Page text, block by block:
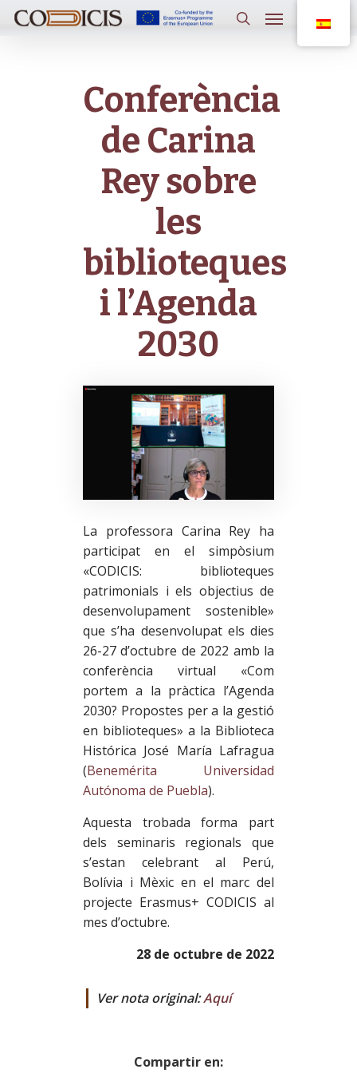
contenido
Menú
Conferència
de Carina
Rey sobre
les
biblioteques
i l’Agenda
2030
La professora Carina Rey ha
participat en el simpòsium
«CODICIS: biblioteques
patrimonials i els objectius de
desenvolupament sostenible»
que s’ha desenvolupat els dies
26-27 d’octubre de 2022 amb la
conferència virtual «Com
portem a la pràctica l’Agenda
2030? Propostes per a la gestió
en biblioteques» a la Biblioteca
Histórica José María Lafragua
(Benemérita Universidad
Autónoma de Puebla).
Aquesta trobada forma part
dels seminaris regionals que
s’estan celebrant al Perú,
Bolívia i Mèxic en el marc del
projecte Erasmus+ CODICIS al
mes d’octubre.
28 de octubre de 2022
Ver nota original:Aquí
Compartir en: